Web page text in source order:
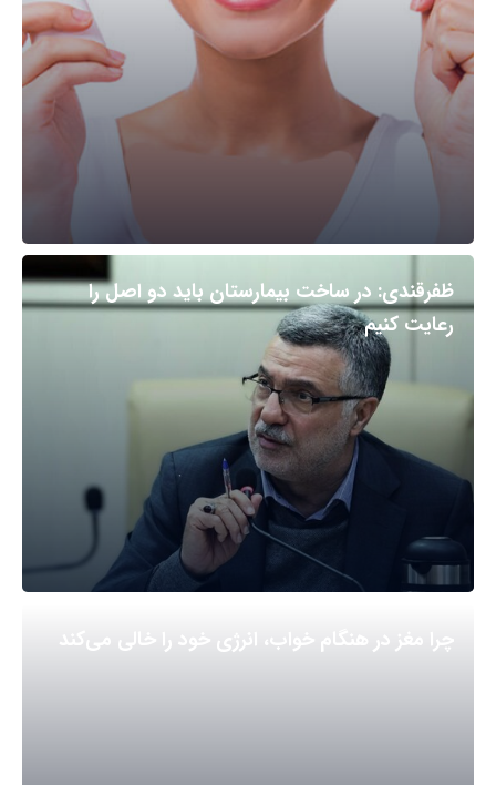
ظفرقندی: در ساخت بیمارستان باید دو اصل را
رعایت کنیم
چرا مغز در هنگام خواب، انرژی خود را خالی می‌کند